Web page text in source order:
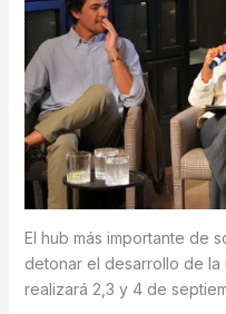
El hub más importante de
detonar el desarrollo de la
realizará 2,3 y 4 de